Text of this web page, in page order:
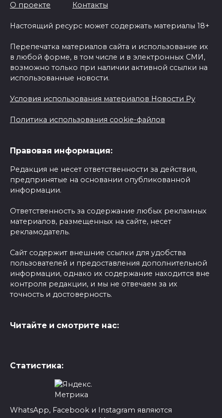
О проекте Контакты
Настоящий ресурс может содержать материалы 18+
Перепечатка материалов сайта и использование их
в любой форме, в том числе и в электронных СМИ,
возможно только при наличии активной ссылки на
использованные новости.
Условия использования материалов Новости Ру
Политика использования cookie-файлов
Правовая информация:
Редакция не несет ответственности за действия,
предпринятые на основании опубликованной
информации.
Ответственность за содержание любых рекламных
материалов, размещенных на сайте, несет
рекламодатель.
Сайт содержит внешние ссылки для удобства
пользователей и предоставления дополнительной
информации, однако их содержание находится вне
контроля редакции, и мы не отвечаем за их
точность и достоверность.
Читайте и смотрите нас:
Статистика:
WhatsApp, Facebook и Instagram являются